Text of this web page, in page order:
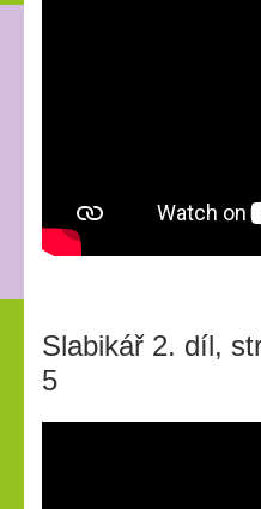
Slabikář 2. díl,
5